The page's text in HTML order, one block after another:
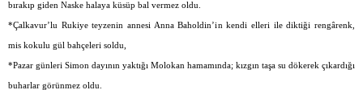
bırakıp giden Naske halaya küsüp bal vermez oldu.
*Çalkavur’lu Rukiye teyzenin annesi Anna Baholdin’in kendi elleri ile diktiği rengârenk,
mis kokulu gül bahçeleri soldu,
*Pazar günleri Simon dayının yaktığı Molokan hamamında; kızgın taşa su dökerek çıkardığı
buharlar görünmez oldu.